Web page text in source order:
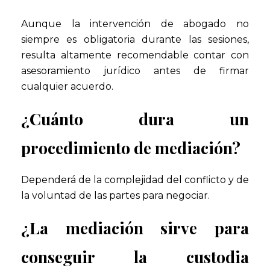
Aunque la intervención de abogado no
siempre es obligatoria durante las sesiones,
resulta altamente recomendable contar con
asesoramiento jurídico antes de firmar
cualquier acuerdo.
¿Cuánto dura un
procedimiento de mediación?
Dependerá de la complejidad del conflicto y de
la voluntad de las partes para negociar.
¿La mediación sirve para
conseguir la custodia